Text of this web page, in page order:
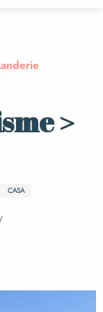
>
CASA